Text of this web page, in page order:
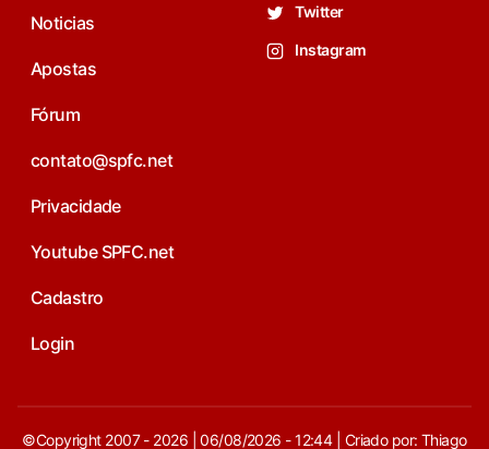
Noticias
Apostas
Fórum
contato@spfc.net
Privacidade
Youtube SPFC.net
Cadastro
Login
Twitter
Instagram
©Copyright 2007 - 2026 | 06/08/2026 - 12:44 | Criado por: Thiago